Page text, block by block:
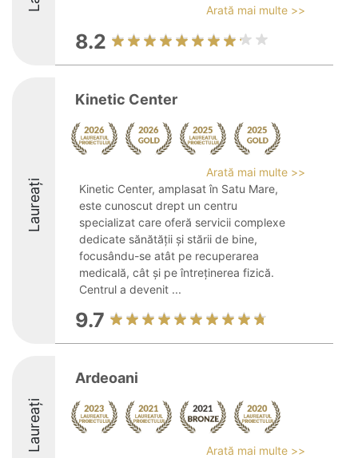
Arată mai multe >>
8.2
Laureați
Kinetic Center
Arată mai multe >>
Kinetic Center, amplasat în Satu Mare,
este cunoscut drept un centru
specializat care oferă servicii complexe
dedicate sănătății și stării de bine,
focusându-se atât pe recuperarea
medicală, cât și pe întreținerea fizică.
Centrul a devenit ...
9.7
Laureați
Ardeoani
Arată mai multe >>